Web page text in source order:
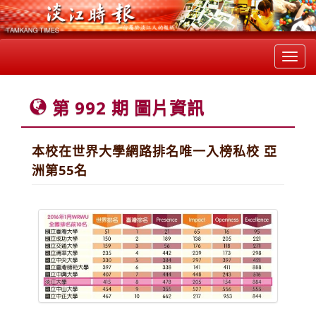
第 992 期 圖片資訊
本校在世界大學網路排名唯一入榜私校 亞
洲第55名